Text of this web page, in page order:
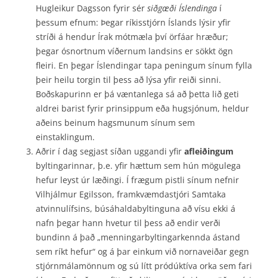
Hugleikur Dagsson fyrir sér siðgæði Íslendinga í
þessum efnum: Þegar ríkisstjórn Íslands lýsir yfir
stríði á hendur Írak mótmæla því örfáar hræður;
þegar ósnortnum víðernum landsins er sökkt ögn
fleiri. En þegar Íslendingar tapa peningum sínum fylla
þeir heilu torgin til þess að lýsa yfir reiði sinni.
Boðskapurinn er þá væntanlega sá að þetta lið geti
aldrei barist fyrir prinsippum eða hugsjónum, heldur
aðeins beinum hagsmunum sínum sem
einstaklingum.
Aðrir í dag segjast síðan uggandi yfir afleiðingum
byltingarinnar, þ.e. yfir hættum sem hún mögulega
hefur leyst úr læðingi. Í frægum pistli sínum nefnir
Vilhjálmur Egilsson, framkvæmdastjóri Samtaka
atvinnulífsins, búsáhaldabyltinguna að vísu ekki á
nafn þegar hann hvetur til þess að endir verði
bundinn á það „menningarbyltingarkennda ástand
sem ríkt hefur“ og á þar einkum við nornaveiðar gegn
stjórnmálamönnum og sú lítt pródúktíva orka sem fari